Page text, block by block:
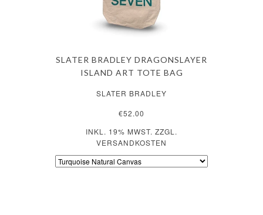
SLATER BRADLEY DRAGONSLAYER
ISLAND ART TOTE BAG
SLATER BRADLEY
€52.00
INKL. 19% MWST. ZZGL.
VERSANDKOSTEN